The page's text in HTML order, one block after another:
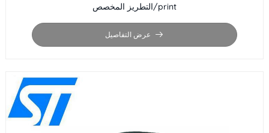
التطريز المخصص/print
عرض التفاصيل